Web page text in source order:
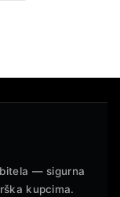
— sigurna
kupcima.